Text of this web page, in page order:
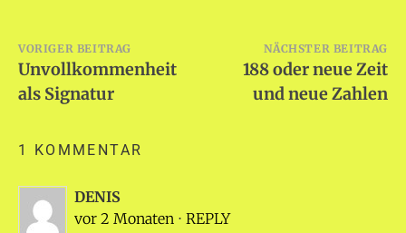
Beitragsnavigation
VORIGER BEITRAG
Unvollkommenheit
als Signatur
NÄCHSTER BEITRAG
188 oder neue Zeit
und neue Zahlen
1 KOMMENTAR
DENIS
vor 2 Monaten ⋅ REPLY